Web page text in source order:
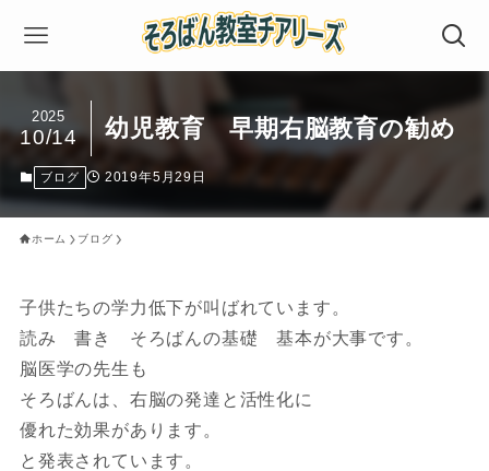
幼児教育 早期右脳教育の勧め
2025
10/14
ブログ 2019年5月29日
ホーム ブログ
子供たちの学力低下が叫ばれています。
読み 書き そろばんの基礎 基本が大事です。
脳医学の先生も
そろばんは、右脳の発達と活性化に
優れた効果があります。
と発表されています。